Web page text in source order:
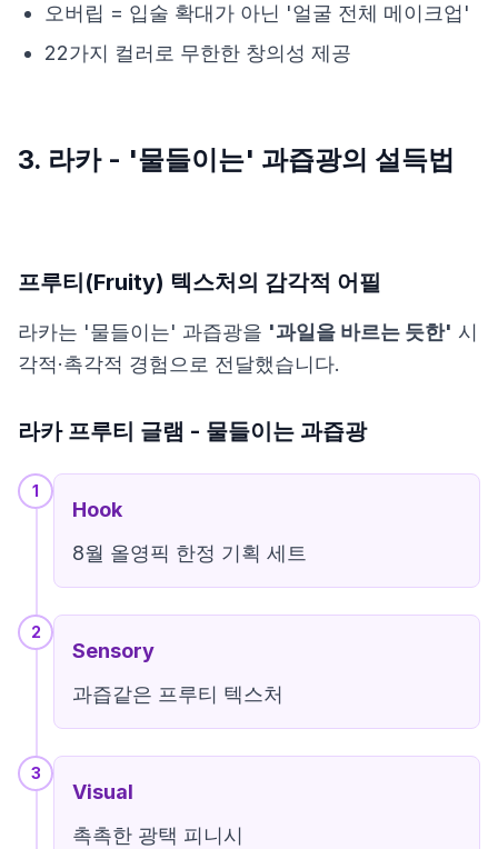
오버립 = 입술 확대가 아닌 '얼굴 전체 메이크업'
22가지 컬러로 무한한 창의성 제공
3. 라카 - '물들이는' 과즙광의 설득법
프루티(Fruity) 텍스처의 감각적 어필
라카는 '물들이는' 과즙광을 '과일을 바르는 듯한' 시
각적·촉각적 경험으로 전달했습니다.
라카 프루티 글램 - 물들이는 과즙광
1
Hook
8월 올영픽 한정 기획 세트
2
Sensory
과즙같은 프루티 텍스처
3
Visual
촉촉한 광택 피니시